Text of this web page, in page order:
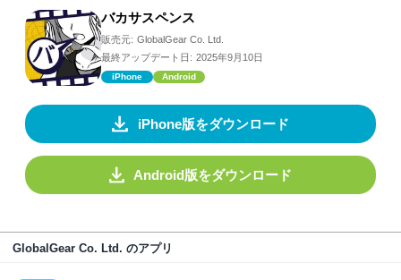
バカサスペンス
販売元: GlobalGear Co. Ltd.
最終アップデート日: 2025年9月10日
iPhone Android
iPhone版をダウンロード
Android版をダウンロード
GlobalGear Co. Ltd. のアプリ